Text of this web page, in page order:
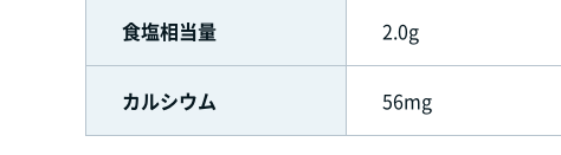
食塩相当量 2.0g
カルシウム 56mg